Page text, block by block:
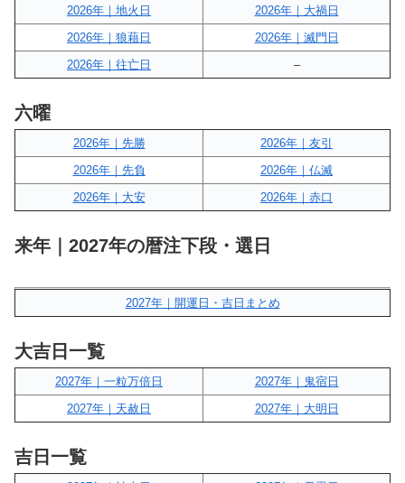
2026年｜地火日
2026年｜大禍日
2026年｜狼藉日
2026年｜滅門日
2026年｜往亡日
–
六曜
2026年｜先勝
2026年｜友引
2026年｜先負
2026年｜仏滅
2026年｜大安
2026年｜赤口
来年｜2027年の暦注下段・選日
2027年｜開運日・吉日まとめ
大吉日一覧
2027年｜一粒万倍日
2027年｜鬼宿日
2027年｜天赦日
2027年｜大明日
吉日一覧